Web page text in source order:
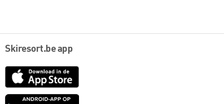
Skiresort.be app
App
Google